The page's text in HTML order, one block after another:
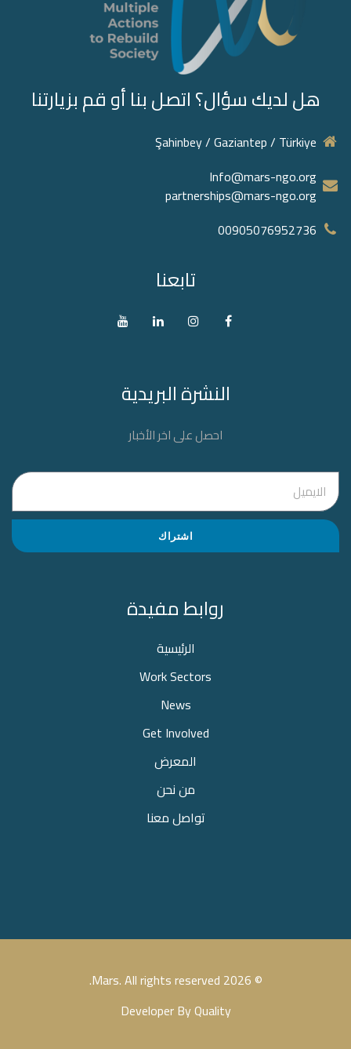
هل لديك سؤال؟ اتصل بنا أو قم بزيارتنا
Şahinbey / Gaziantep / Türkiye
Info@mars-ngo.org
partnerships@mars-ngo.org
00905076952736‬
تابعنا
النشرة البريدية
احصل على اخر الأخبار
اشتراك
روابط مفيدة
الرئيسية
Work Sectors
News
Get Involved
المعرض
من نحن
تواصل معنا
© 2026 Mars. All rights reserved.
Developer By Quality